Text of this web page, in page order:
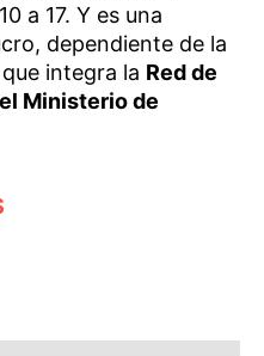
a 17. Y es una
dependiente de la
integra la Red de
Ministerio de